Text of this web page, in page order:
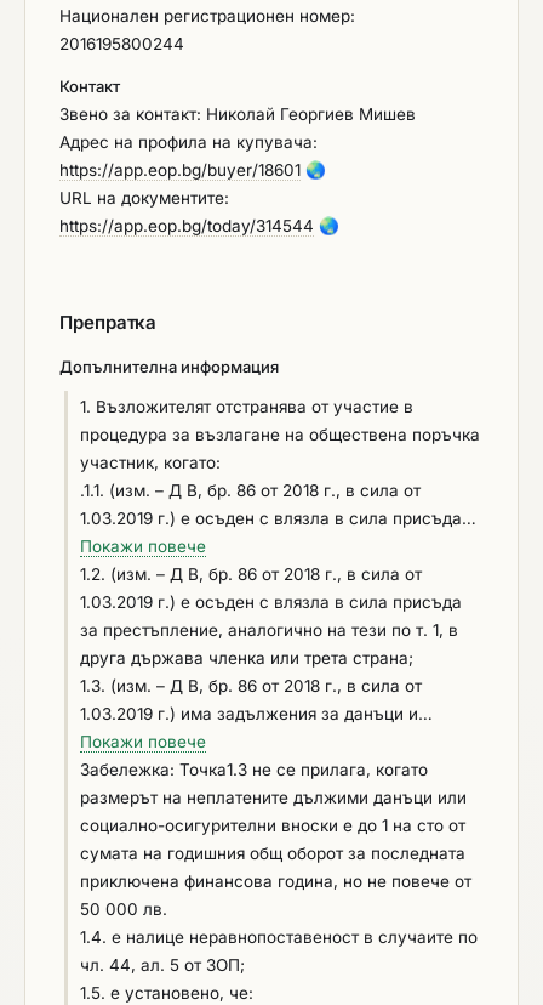
ДЛС "Чепино“: б) оригинал на безусловна и
неотменима банкова гаранция за изпълнение на
договор, издадена в полза на Възложителя, със
срок на валидност най-малко 30 дни след
изтичане срока на договора. в) застраховка
(застрахователна полица), която обезпечава
изпълнението чрез покритие на отговорността
на изпълнителя, със срок на валидност най-
следва да бъде посочен като трето ползващо се
лице по тази застраховка. Застраховката следва
може да бъде използвана за обезпечение на
отговорността на Изпълнителя по друг договор.
Национален регистрационен номер:
2016195800244
Контакт
Звено за контакт: Николай Георгиев Мишев
Адрес на профила на купувача:
https://app.eop.bg/buyer/18601 🌏
URL на документите:
https://app.eop.bg/today/314544 🌏
Препратка
Допълнителна информация
1. Възложителят отстранява от участие в
процедура за възлагане на обществена поръчка
участник, когато:
.1.1. (изм. – Д В, бр. 86 от 2018 г., в сила от
1.03.2019 г.) е осъден с влязла в сила присъда
за престъпление по чл. 108а, чл. 159а – 159г, чл.
172, чл. 192а, чл. 194 – 217, чл. 219 – 252, чл. 253 –
260, чл. 301 – 307, чл. 321, 321а и чл. 352 –353е от
Наказателния кодекс;
Покажи повече
1.2. (изм. – Д В, бр. 86 от 2018 г., в сила от
1.03.2019 г.) е осъден с влязла в сила присъда
за престъпление, аналогично на тези по т. 1, в
друга държава членка или трета страна;
1.3. (изм. – Д В, бр. 86 от 2018 г., в сила от
1.03.2019 г.) има задължения за данъци и
задължителни осигурителни вноски по смисъла
на чл. 162, ал. 2, т. 1 от Данъчно-осигурителния
процесуален кодекс и лихвите по тях към
държавата или към общината по седалището на
възложителя и на участника, или аналогични
задължения съгласно законодателството на
държавата, в която участникът е установен,
доказани с влязъл в сила акт на компетентен
орган.
Покажи повече
Забележка: Точка1.3 не се прилага, когато
размерът на неплатените дължими данъци или
социално-осигурителни вноски е до 1 на сто от
сумата на годишния общ оборот за последната
приключена финансова година, но не повече от
50 000 лв.
1.4. е налице неравнопоставеност в случаите по
чл. 44, ал. 5 от ЗОП;
1.5. е установено, че: